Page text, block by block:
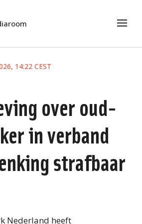
14:22 CEST
over oud-
in verband
strafbaar
Nederland heeft